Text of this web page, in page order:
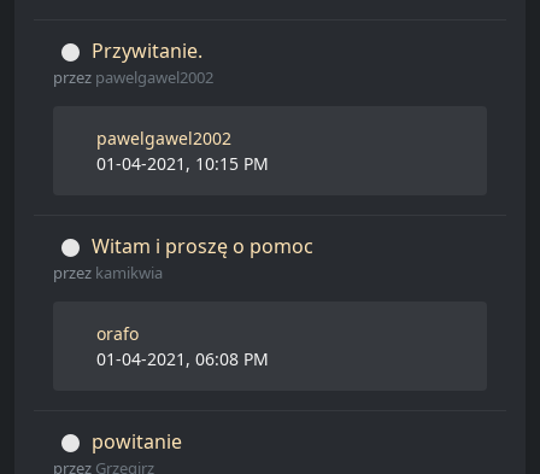
Przywitanie.
przez pawelgawel2002
pawelgawel2002
01-04-2021, 10:15 PM
Witam i proszę o pomoc
przez kamikwia
orafo
01-04-2021, 06:08 PM
powitanie
przez Grzegirz